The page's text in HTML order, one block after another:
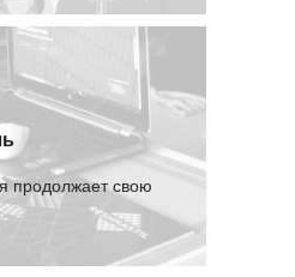
продолжает свою